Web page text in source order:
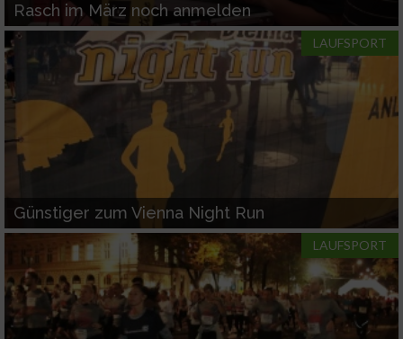
Rasch im März noch anmelden
LAUFSPORT
Günstiger zum Vienna Night Run
LAUFSPORT